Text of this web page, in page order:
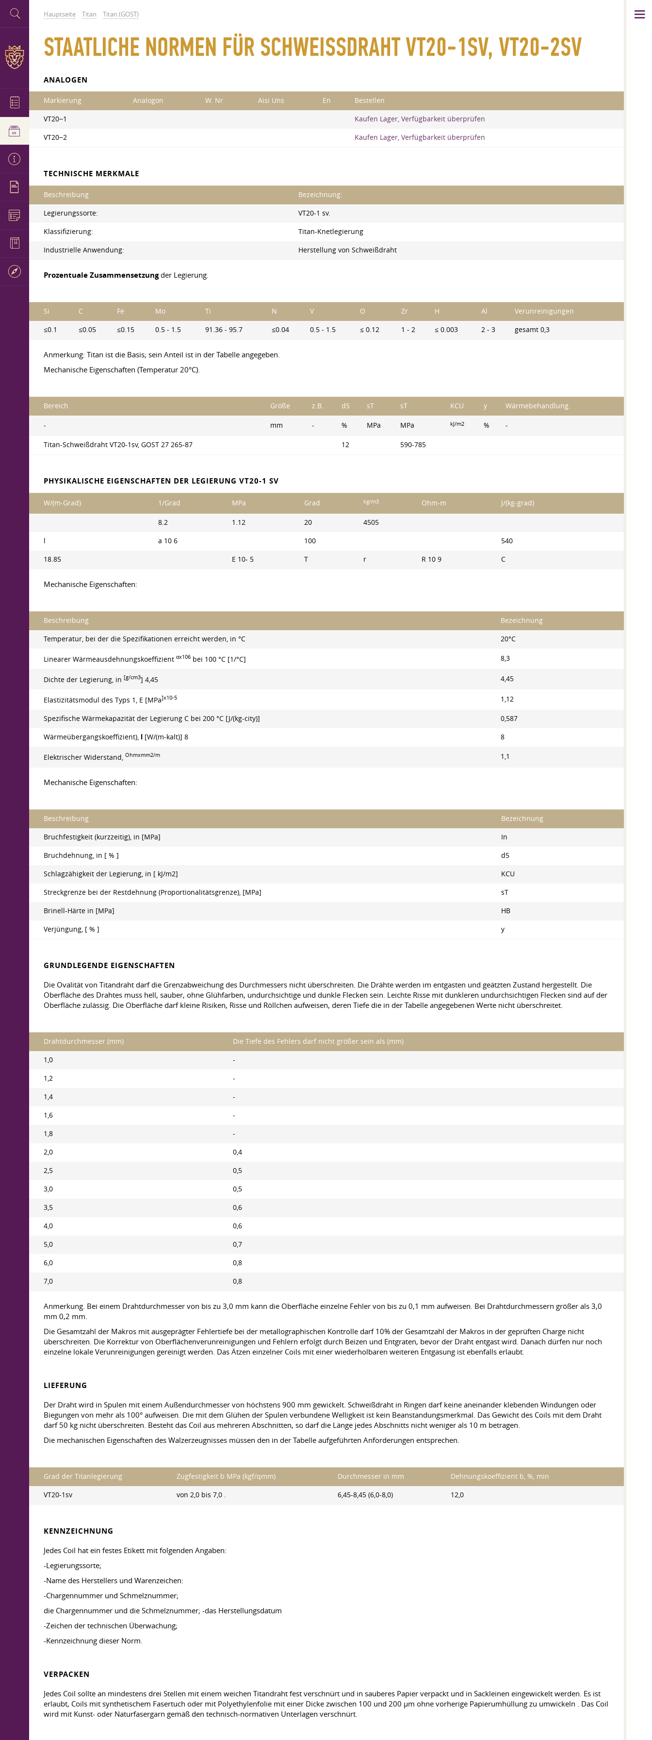
Hauptseite Titan Titan (GOST)
STAATLICHE NORMEN FÜR SCHWEISSDRAHT VT20-1SV, VT20-2SV
ANALOGEN
Markierung Analogon W. Nr. Aisi Uns En Bestellen
VT20−1 Kaufen Lager, Verfügbarkeit überprüfen
VT20−2 Kaufen Lager, Verfügbarkeit überprüfen
TECHNISCHE MERKMALE
Beschreibung Bezeichnung:
Legierungssorte: VT20-1 sv.
Klassifizierung: Titan-Knetlegierung
Industrielle Anwendung: Herstellung von Schweißdraht
Prozentuale Zusammensetzungder Legierung.
Si C Fe Mo Ti N V O Zr H Al Verunreinigungen
≤0.1 ≤0.05 ≤0.15 0.5 - 1.5 91.36 - 95.7 ≤0.04 0.5 - 1.5 ≤ 0.12 1 - 2 ≤ 0.003 2 - 3 gesamt 0,3
Anmerkung: Titan ist die Basis; sein Anteil ist in der Tabelle angegeben.
Mechanische Eigenschaften (Temperatur 20°C).
Bereich Größe z.B. d5 sT sT KCU y Wärmebehandlung.
- mm - % MPa MPa kJ/m2 % -
Titan-Schweißdraht VT20-1sv, GOST 27 265-87 12 590-785
PHYSIKALISCHE EIGENSCHAFTEN DER LEGIERUNG VT20-1 SV
W/(m-Grad) 1/Grad MPa Grad kg/m3 Ohm-m J/(kg-grad)
8.2 1.12 20 4505
l a 10 6 100 540
18.85 E 10- 5 T r R 10 9 C
Mechanische Eigenschaften:
Beschreibung Bezeichnung
Temperatur, bei der die Spezifikationen erreicht werden, in °C 20°С
Linearer Wärmeausdehnungskoeffizient αx106 bei 100 °C [1/°C] 8,3
Dichte der Legierung, in [g/cm3] 4,45 4,45
Elastizitätsmodul des Typs 1, E [MPa]x10-5 1,12
Spezifische Wärmekapazität der Legierung C bei 200 °C [J/(kg-city)] 0,587
Wärmeübergangskoeffizient), l [W/(m-kalt)] 8 8
Elektrischer Widerstand, Ohmxmm2/m 1,1
Mechanische Eigenschaften:
Beschreibung Bezeichnung
Bruchfestigkeit (kurzzeitig), in [MPa] In
Bruchdehnung, in [ % ] d5
Schlagzähigkeit der Legierung, in [ kJ/m2] KCU
Streckgrenze bei der Restdehnung (Proportionalitätsgrenze), [MPa] sT
Brinell-Härte in [MPa] HB
Verjüngung, [ % ] y
GRUNDLEGENDE EIGENSCHAFTEN
Die Ovalität von Titandraht darf die Grenzabweichung des Durchmessers nicht überschreiten. Die Drähte werden im entgasten und geätzten Zustand hergestellt. Die
Oberfläche des Drahtes muss hell, sauber, ohne Glühfarben, undurchsichtige und dunkle Flecken sein. Leichte Risse mit dunkleren undurchsichtigen Flecken sind auf der
Oberfläche zulässig. Die Oberfläche darf kleine Risiken, Risse und Röllchen aufweisen, deren Tiefe die in der Tabelle angegebenen Werte nicht überschreitet.
Drahtdurchmesser (mm) Die Tiefe des Fehlers darf nicht größer sein als (mm)
1,0 -
1,2 -
1,4 -
1,6 -
1,8 -
2,0 0,4
2,5 0,5
3,0 0,5
3,5 0,6
4,0 0,6
5,0 0,7
6,0 0,8
7,0 0,8
Anmerkung. Bei einem Drahtdurchmesser von bis zu 3,0 mm kann die Oberfläche einzelne Fehler von bis zu 0,1 mm aufweisen. Bei Drahtdurchmessern größer als 3,0
mm 0,2 mm.
Die Gesamtzahl der Makros mit ausgeprägter Fehlertiefe bei der metallographischen Kontrolle darf 10% der Gesamtzahl der Makros in der geprüften Charge nicht
überschreiten. Die Korrektur von Oberflächenverunreinigungen und Fehlern erfolgt durch Beizen und Entgraten, bevor der Draht entgast wird. Danach dürfen nur noch
einzelne lokale Verunreinigungen gereinigt werden. Das Ätzen einzelner Coils mit einer wiederholbaren weiteren Entgasung ist ebenfalls erlaubt.
LIEFERUNG
Der Draht wird in Spulen mit einem Außendurchmesser von höchstens 900 mm gewickelt. Schweißdraht in Ringen darf keine aneinander klebenden Windungen oder
Biegungen von mehr als 100° aufweisen. Die mit dem Glühen der Spulen verbundene Welligkeit ist kein Beanstandungsmerkmal. Das Gewicht des Coils mit dem Draht
darf 50 kg nicht überschreiten. Besteht das Coil aus mehreren Abschnitten, so darf die Länge jedes Abschnitts nicht weniger als 10 m betragen.
Die mechanischen Eigenschaften des Walzerzeugnisses müssen den in der Tabelle aufgeführten Anforderungen entsprechen.
Grad der Titanlegierung Zugfestigkeit b MPa (kgf/qmm) Durchmesser in mm Dehnungskoeffizient b, %, min
VT20-1sv von 2,0 bis 7,0 . 6,45-8,45 (6,0-8,0) 12,0
KENNZEICHNUNG
Jedes Coil hat ein festes Etikett mit folgenden Angaben:
-Legierungssorte;
-Name des Herstellers und Warenzeichen:
-Chargennummer und Schmelznummer;
die Chargennummer und die Schmelznummer; -das Herstellungsdatum
-Zeichen der technischen Überwachung;
-Kennzeichnung dieser Norm.
VERPACKEN
Jedes Coil sollte an mindestens drei Stellen mit einem weichen Titandraht fest verschnürt und in sauberes Papier verpackt und in Sackleinen eingewickelt werden. Es ist
erlaubt, Coils mit synthetischem Fasertuch oder mit Polyethylenfolie mit einer Dicke zwischen 100 und 200 µm ohne vorherige Papierumhüllung zu umwickeln . Das Coil
wird mit Kunst- oder Naturfasergarn gemäß den technisch-normativen Unterlagen verschnürt.